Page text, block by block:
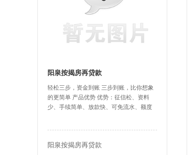
阳泉按揭房再贷款
轻松三步，资金到账 三步到账，比你想象
的更简单 产品优势 优势：征信松、资料
少、手续简单、放款快、可免流水、额度
阳泉按揭房再贷款